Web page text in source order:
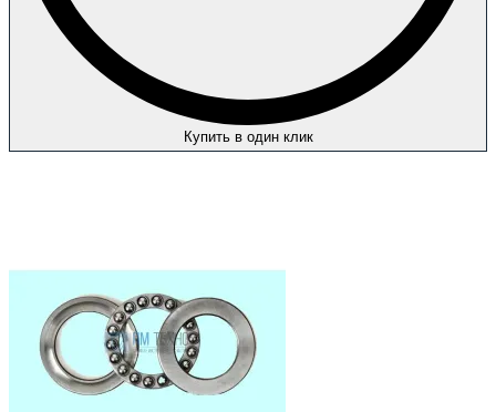
Купить в один клик